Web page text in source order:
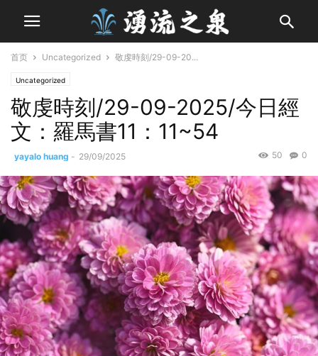
首页 Uncategorized 敬虔時刻/29-09-20...
Uncategorized
敬虔時刻/29-09-2025/今日經
文：羅馬書11：11~54
yayalo huang - 29/09/2025 0
50